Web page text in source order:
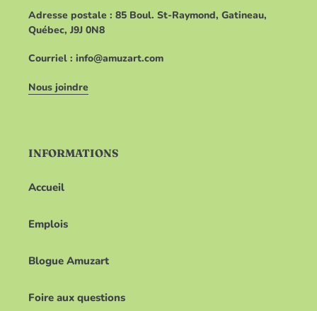
Adresse postale : 85 Boul. St-Raymond, Gatineau,
Québec, J9J 0N8
Courriel : info@amuzart.com
Nous joindre
INFORMATIONS
Accueil
Emplois
Blogue Amuzart
Foire aux questions